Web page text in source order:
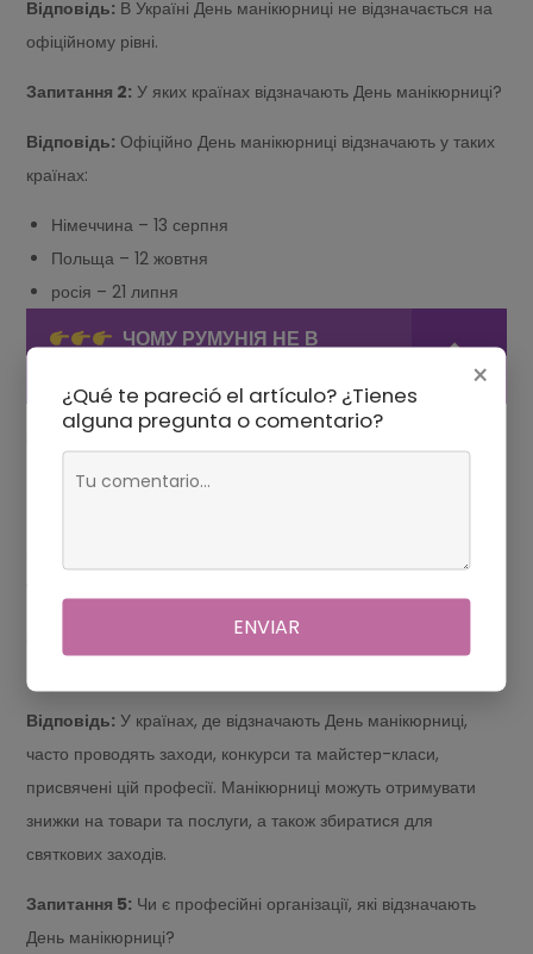
Відповідь: В Україні День манікюрниці не відзначається на
офіційному рівні.
Запитання 2: У яких країнах відзначають День манікюрниці?
Відповідь: Офіційно День манікюрниці відзначають у таких
країнах:
Німеччина – 13 серпня
Польща – 12 жовтня
росія – 21 липня
ЧОМУ РУМУНІЯ НЕ В
Запитання 3:
Чому існує різниця в датах святкування Дня
манікюрниці в різних країнах?
Як святкують День манікюрниці в інших
Відповідь: У країнах, де відзначають День манікюрниці,
часто проводять заходи, конкурси та майстер-класи,
присвячені цій професії. Манікюрниці можуть отримувати
знижки на товари та послуги, а також збиратися для
святкових заходів.
Запитання 5: Чи є професійні організації, які відзначають
День манікюрниці?
×
¿Qué te pareció el artículo? ¿Tienes
alguna pregunta o comentario?
ENVIAR